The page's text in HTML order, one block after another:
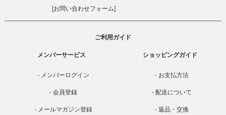
[お問い合わせフォーム]
ご利用ガイド
メンバーサービス
メンバーログイン
会員登録
メールマガジン登録
ショッピングガイド
お支払方法
配送について
返品・交換